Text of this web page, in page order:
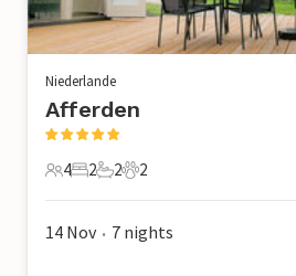
Niederlande
Afferden
4 Gäste
4
2 Schlafzimmer
2
2 Badezimmer
2
2 Haustiere
2
14 Nov • 7 nights